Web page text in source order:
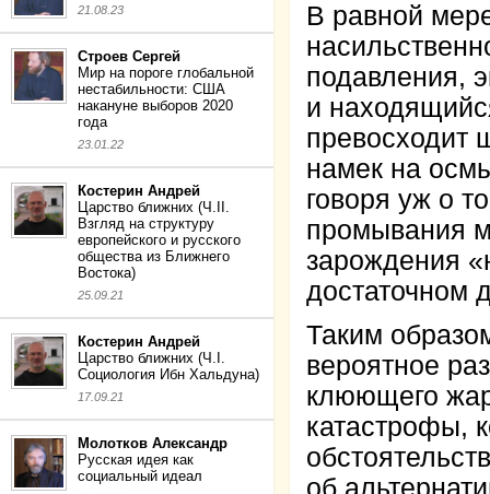
21.08.23
Строев Сергей
Мир на пороге глобальной
нестабильности: США
накануне выборов 2020
года
23.01.22
Костерин Андрей
Царство ближних (Ч.II.
Взгляд на структуру
европейского и русского
общества из Ближнего
Востока)
25.09.21
Костерин Андрей
Царство ближних (Ч.I.
Социология Ибн Хальдуна)
17.09.21
Молотков Александр
Русская идея как
социальный идеал
В равной
подавления,
и
превосходит
намек на
говоря уж о
промывания
зарождения
достаточном
Таким
вероятное
клюющего
катастрофы,
об